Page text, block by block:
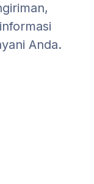
Anda.